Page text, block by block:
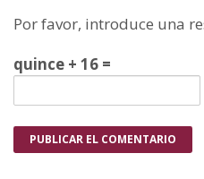
Por favor, introduce una
quince + 16 =